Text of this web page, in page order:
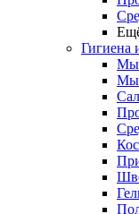
Гигиена